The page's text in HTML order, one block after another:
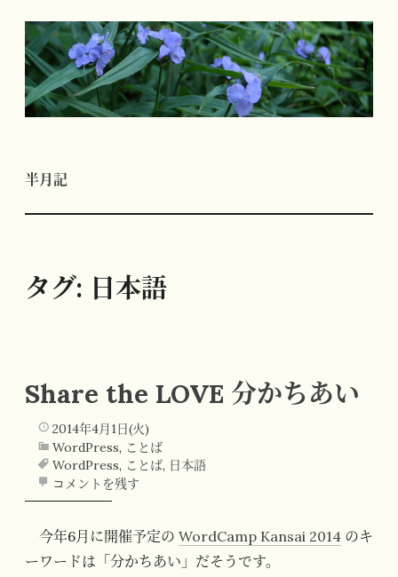
コ
ン
テ
ン
ス
半月記
タグ: 日本語
Share the LOVE 分かちあい
2014年4月1日(火)
WordPress, ことば
WordPress, ことば, 日本語
コメントを残す
今年6月に開催予定の WordCamp Kansai 2014 のキ
ーワードは「分かちあい」だそうです。